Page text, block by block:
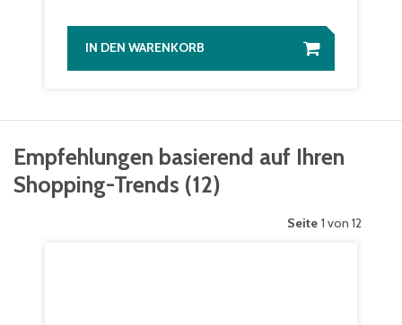
IN DEN WARENKORB
Empfehlungen basierend auf Ihren
Shopping-Trends (12)
Seite 1 von 12